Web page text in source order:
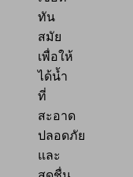
ทัน
สมัย
เพื่อให้
ได้น้ำ
ที่
สะอาด
ปลอดภัย
และ